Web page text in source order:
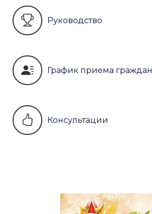
Руководство
График приема граждан
Консультации